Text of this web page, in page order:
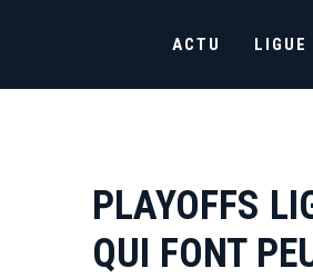
ACTU LIGUE
PLAYOFFS
QUI FONT